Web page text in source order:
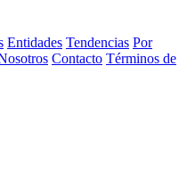
Entidades Tendencias Por
Contacto Términos de